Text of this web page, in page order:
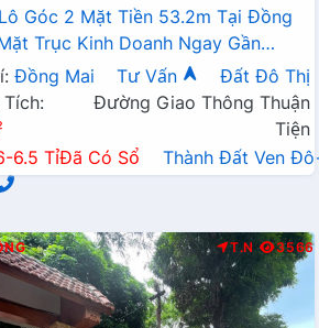
Góc 2 Mặt Tiền 53.2m Tại Đồng
Trục Kinh Doanh Ngay Gần
Đang Triển Khai Mở Rộng
Đồng Mai Tư Vấn
Đất Đô Thị
Tích:
Đường Giao Thông Thuận
Tiện
6.5 TỉĐã Có Sổ Thành Đất Ven
T.N 3566